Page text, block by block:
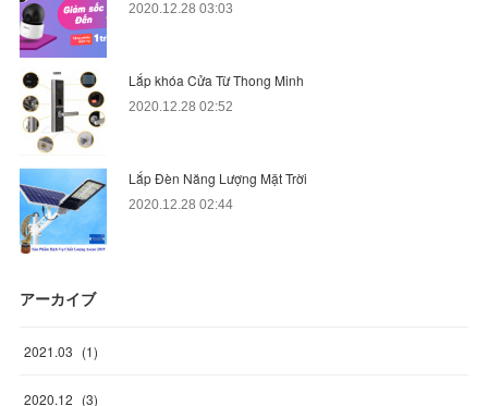
2020.12.28 03:03
Lắp khóa Cửa Từ Thong Minh
2020.12.28 02:52
Lắp Đèn Năng Lượng Mặt Trời
2020.12.28 02:44
アーカイブ
2021.03 (1)
2020.12 (3)